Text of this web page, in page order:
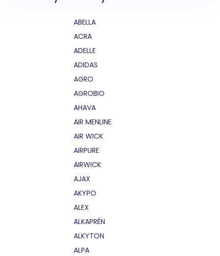
ABELLA
ACRA
ADELLE
ADIDAS
AGRO
AGROBIO
AHAVA
AIR MENLINE
AIR WICK
AIRPURE
AIRWICK
AJAX
AKYPO
ALEX
ALKAPRÉN
ALKYTON
ALPA